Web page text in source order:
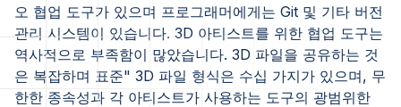
오 협업 도구가 있으며 프로그래머에게는 Git 및 기타 버전
관리 시스템이 있습니다. 3D 아티스트를 위한 협업 도구는
역사적으로 부족함이 많았습니다. 3D 파일을 공유하는 것
은 복잡하며 표준" 3D 파일 형식은 수십 가지가 있으며, 무
한한 종속성과 각 아티스트가 사용하는 도구의 광범위한